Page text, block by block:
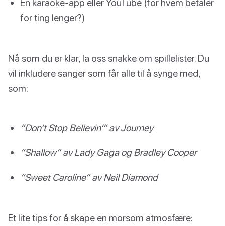
for ting lenger?)
Nå som du er klar, la oss snakke om spillelister. Du
vil inkludere sanger som får alle til å synge med,
som:
“Don’t Stop Believin’” av Journey
“Shallow” av Lady Gaga og Bradley Cooper
“Sweet Caroline” av Neil Diamond
Et lite tips for å skape en morsom atmosfære: